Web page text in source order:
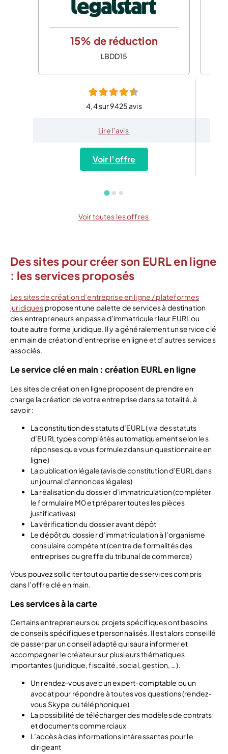
15% de réduction
LBDD15
4,4 sur 9425 avis
Lire l’avis
Voir l’offre
Voir toutes les offres
Des sites pour créer son EURL en ligne
: les services proposés
Les sites de création d’entreprise en ligne / plateformes
juridiques proposent une palette de services à destination
des entrepreneurs en passe d’immatriculer leur EURL ou
toute autre forme juridique. Il y a généralement un service clé
en main de création d’entreprise en ligne et d’autres services
associés.
Le service clé en main : création EURL en ligne
Les sites de création en ligne proposent de prendre en
charge la création de votre entreprise dans sa totalité, à
savoir :
La constitution des statuts d’EURL ( via des statuts
d’EURL types complétés automatiquement selon les
réponses que vous formulez dans un questionnaire en
ligne)
La publication légale (avis de constitution d’EURL dans
un journal d’annonces légales)
La réalisation du dossier d’immatriculation (compléter
le formulaire M0 et préparer toutes les pièces
justificatives)
La vérification du dossier avant dépôt
Le dépôt du dossier d’immatriculation à l’organisme
consulaire compétent (centre de formalités des
entreprises ou greffe du tribunal de commerce)
Vous pouvez solliciter tout ou partie des services compris
dans l’offre clé en main.
Les services à la carte
Certains entrepreneurs ou projets spécifiques ont besoins
de conseils spécifiques et personnalisés. Il est alors conseillé
de passer par un conseil adapté qui saura informer et
accompagner le créateur sur plusieurs thématiques
importantes (juridique, fiscalité, social, gestion, …).
Un rendez-vous avec un expert-comptable ou un
avocat pour répondre à toutes vos questions (rendez-
vous Skype ou téléphonique)
La possibilité de télécharger des modèles de contrats
et documents commerciaux
L’accès à des informations intéressantes pour le
dirigeant